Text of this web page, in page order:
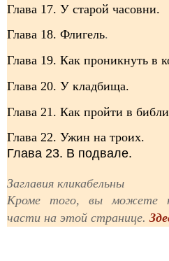
Глава 17. У старой часовни.
Глава 18. Флигель.
Глава 19. Как проникнуть в
Глава 20. У кладбища.
Глава 21. Как пройти в
Глава 22. Ужин на троих.
Глава 23. В подвале.
Заглавия кликабельны
Кроме того, вы можете
части на этой странице.